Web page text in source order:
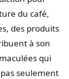
du café,
des produits
à son
qui
seulement